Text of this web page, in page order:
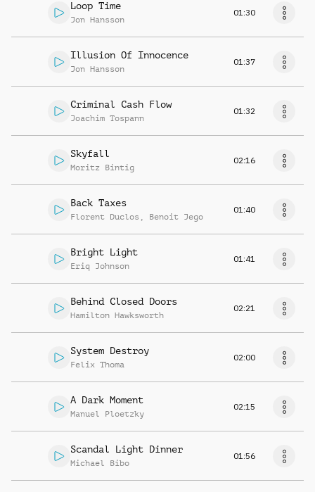
Loop Time
Jon Hansson
01:30
Illusion Of Innocence
Jon Hansson
01:37
Criminal Cash Flow
Joachim Tospann
01:32
Skyfall
Moritz Bintig
02:16
Back Taxes
Florent Duclos , Benoit Jego
01:40
Bright Light
Eriq Johnson
01:41
Behind Closed Doors
Hamilton Hawksworth
02:21
System Destroy
Felix Thoma
02:00
A Dark Moment
Manuel Ploetzky
02:15
Scandal Light Dinner
Michael Bibo
01:56